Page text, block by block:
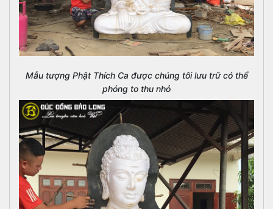
Mẫu tượng Phật Thích Ca được chúng tôi lưu trữ có thể
phóng to thu nhỏ